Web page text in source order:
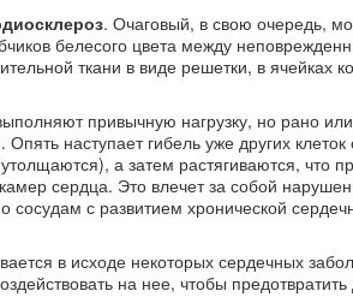
. Очаговый, в свою очередь,
белесого цвета между
ткани в виде решетки, в ячейках
привычную нагрузку, но рано
наступает гибель уже других
а затем растягиваются, что
сердца. Это влечет за собой
сосудам с развитием хронической
в исходе некоторых сердечных
на нее, чтобы